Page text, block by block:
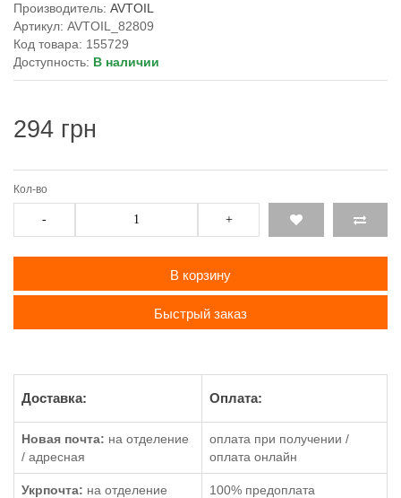
Производитель: AVTOIL
Артикул: AVTOIL_82809
Код товара: 155729
Доступность: В наличии
294 грн
Кол-во
- +
В корзину
Быстрый заказ
Доставка: Оплата:
Новая почта: на отделение
/ адресная
оплата при получении /
оплата онлайн
Укрпочта: на отделение 100% предоплата